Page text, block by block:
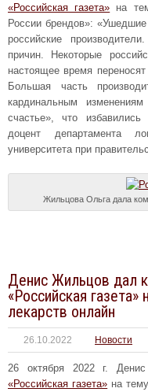
«Российская газета» на
России брендов»:
российские
причин. Некоторые
настоящее время
Большая часть
кардинальным
счастье», что
доцент департамента
университета при
Жильцова Ольга дала
Денис Жильцов дал
«Российская
лекарств онлайн
26.10.2022 Новости
26 октября 2022 г.
«Российская газета» на